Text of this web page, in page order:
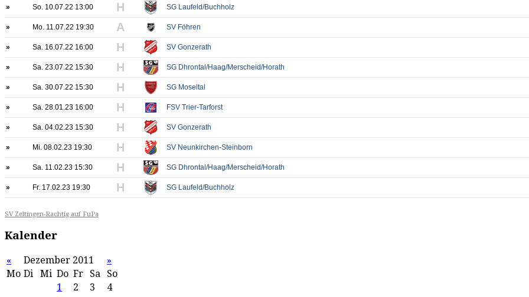
» So. 10.07.22 13:00 H SG Laufeld/Buchholz
» Mo. 11.07.22 19:30 A SV Föhren
» Sa. 16.07.22 16:00 H SV Gonzerath
» Sa. 23.07.22 15:30 H SG Dhrontal/Haag/Merscheid/Horath
» Sa. 30.07.22 15:30 H SG Moseltal
» Sa. 28.01.23 16:00 H FSV Trier-Tarforst
» Sa. 04.02.23 15:30 H SV Gonzerath
» Mi. 08.02.23 19:30 H SV Neunkirchen-Steinborn
» Sa. 11.02.23 15:30 H SG Dhrontal/Haag/Merscheid/Horath
» Fr. 17.02.23 19:30 H SG Laufeld/Buchholz
SV Zeltingen-Rachtig auf FuPa
Kalender
« Dezember 2011
»
Mo Di Mi Do Fr Sa
So
1
2 3
4